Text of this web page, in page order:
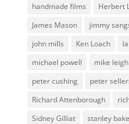
handmade films
Herbert
James Mason
jimmy
john mills
Ken Loach
michael powell
mike leigh
peter cushing
peter
Richard Attenborough
Sidney Gilliat
stanley